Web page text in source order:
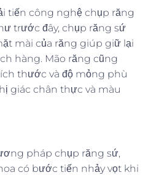
tiến công nghệ chụp răng
trước đây, chụp răng sứ
mài của răng giúp giữ lại
hàng. Mão răng cũng
thước và độ mỏng phù
giác chân thực và màu
pháp chụp răng sứ,
có bước tiến nhảy vọt khi